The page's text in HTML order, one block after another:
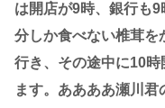
は開店が9時、銀行も
分しか食べない椎茸を
行き、その途中に10
ます。ああああ瀬川